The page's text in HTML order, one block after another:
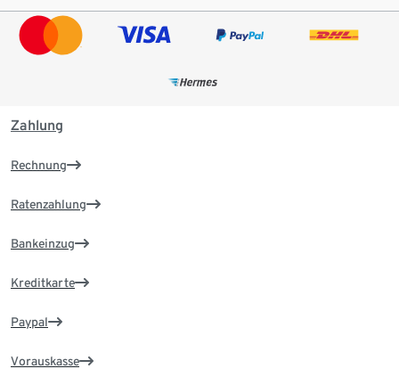
Zahlung
Rechnung
Ratenzahlung
Bankeinzug
Kreditkarte
Paypal
Vorauskasse